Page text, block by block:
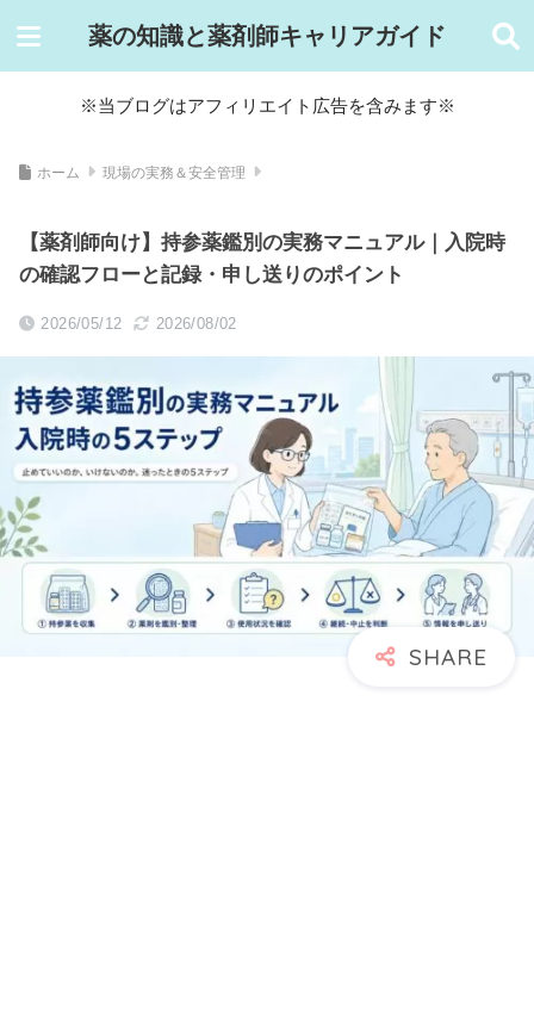
薬の知識と薬剤師キャリアガイド
※当ブログはアフィリエイト広告を含みます※
ホーム 現場の実務＆安全管理
【薬剤師向け】持参薬鑑別の実務マニュアル｜入院時
の確認フローと記録・申し送りのポイント
2026/05/12 2026/08/02